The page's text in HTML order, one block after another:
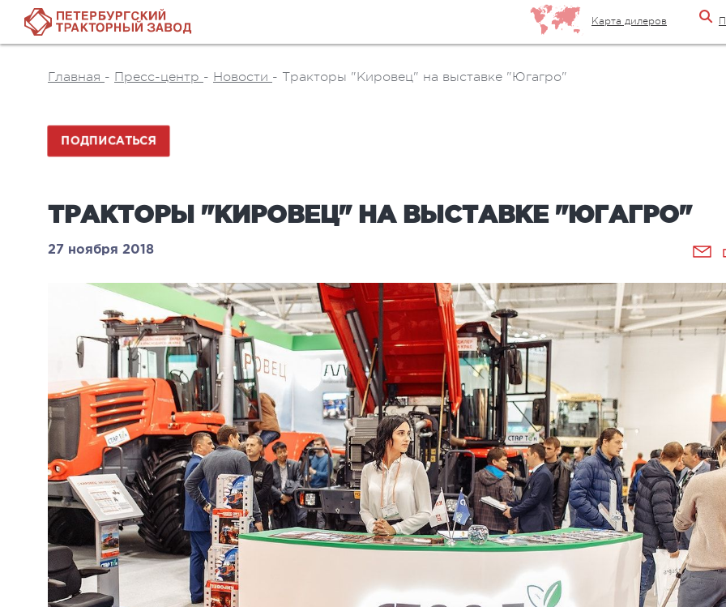
Карта дилеров
Главная - Пресс-центр - Новости - Тракторы "Кировец" на выставке "Югагро"
ПОДПИСАТЬСЯ
ТРАКТОРЫ "КИРОВЕЦ" НА ВЫСТАВКЕ "ЮГАГРО"
27 ноября 2018